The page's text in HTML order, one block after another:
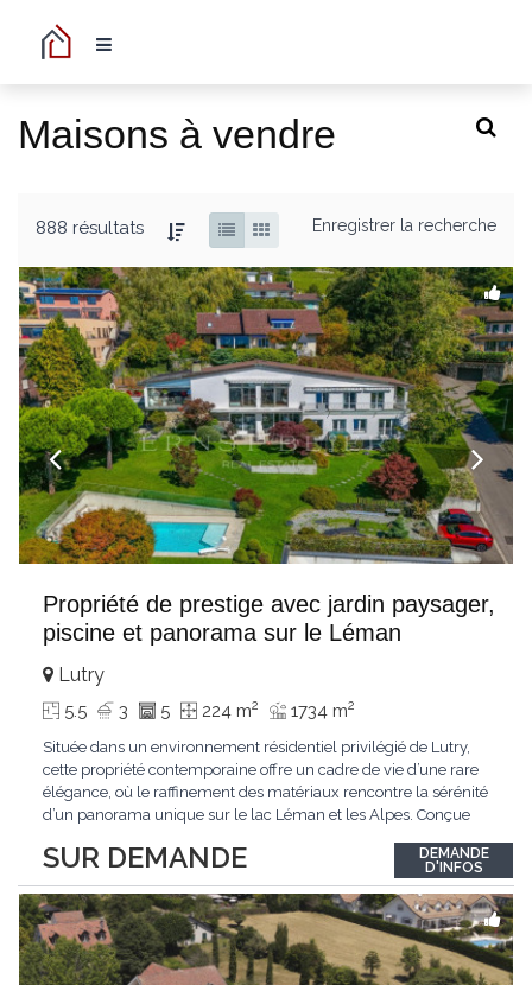
Maisons à vendre
888 résultats Enregistrer la recherche
Propriété de prestige avec jardin paysager,
piscine et panorama sur le Léman
SUR DEMANDE
Lutry
5.5 3 5 224 m2 1734 m2
Située dans un environnement résidentiel privilégié de Lutry,
cette propriété contemporaine offre un cadre de vie d’une rare
élégance, où le raffinement des matériaux rencontre la sérénité
d’un panorama unique sur le lac Léman et les Alpes. Conçue
distingue par ses espaces généreux et son atmosphère
résolument harmonieuse. Caractéristiques...
DEMANDE
D'INFOS